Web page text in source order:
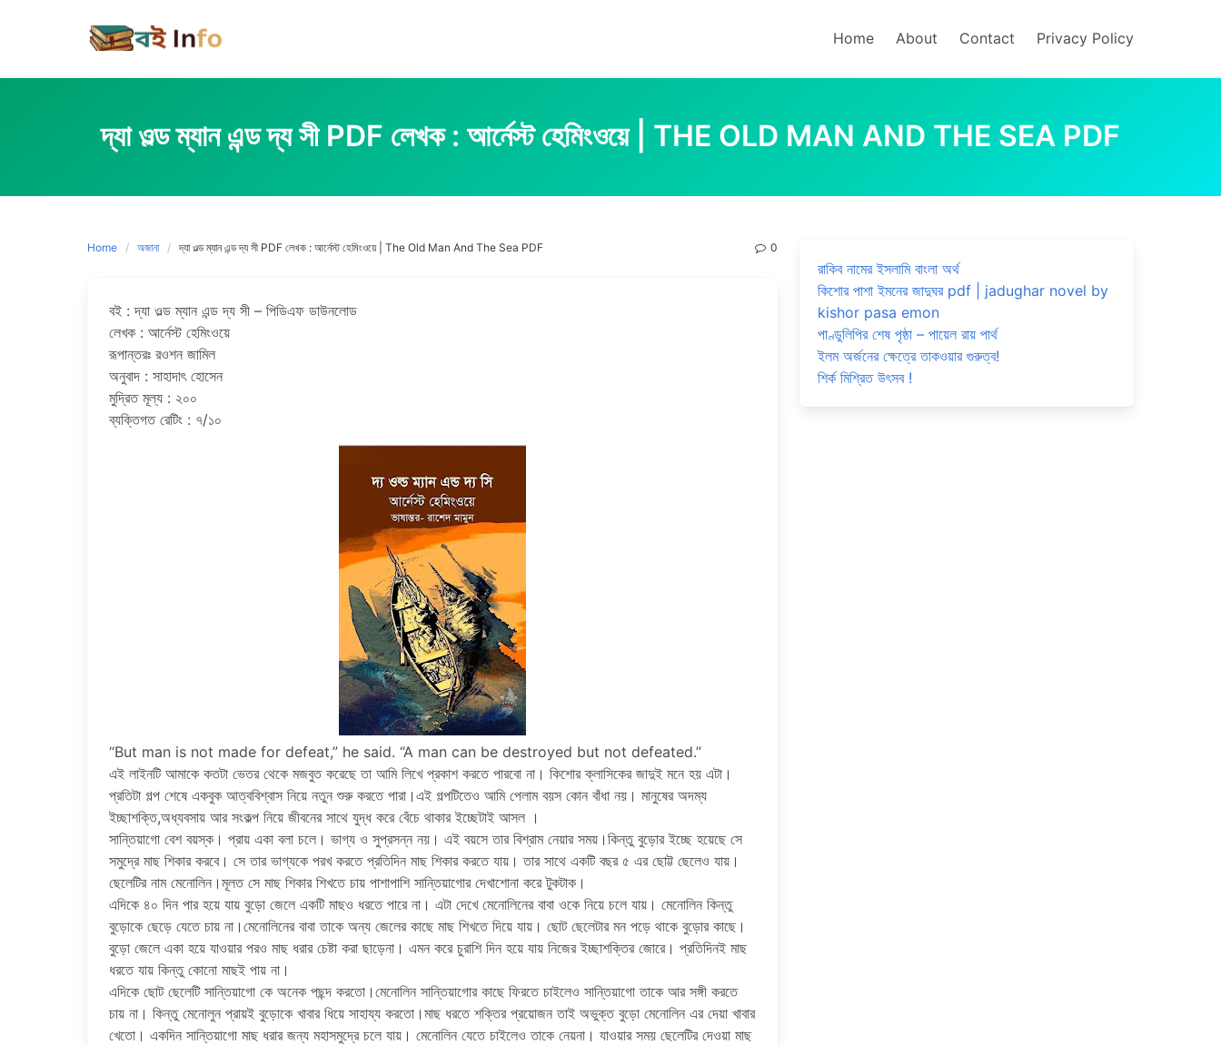
Home About Contact Privacy Policy
দ্যা ওল্ড ম্যান এন্ড দ্য সী PDF লেখক : আর্নেস্ট হেমিংওয়ে | THE OLD MAN AND THE SEA PDF
Home অজানা দ্যা ওল্ড ম্যান এন্ড দ্য সী PDF লেখক : আর্নেস্ট হেমিংওয়ে | The Old Man And The Sea PDF 0
বই : দ্যা ওল্ড ম্যান এন্ড দ্য সী – পিডিএফ ডাউনলোড
লেখক : আর্নেস্ট হেমিংওয়ে
রূপান্তরঃ রওশন জামিল
অনুবাদ : সাহাদাৎ হোসেন
মুদ্রিত মূল্য : ২০০
ব্যক্তিগত রেটিং : ৭/১০
“But man is not made for defeat,” he said. “A man can be destroyed but not defeated.”
এই লাইনটি আমাকে কতটা ভেতর থেকে মজবুত করেছে তা আমি লিখে প্রকাশ করতে পারবো না। কিশোর ক্লাসিকের জাদুই মনে হয় এটা।
প্রতিটা গল্প শেষে একবুক আত্ববিশ্বাস নিয়ে নতুন শুরু করতে পারা।এই গল্পটিতেও আমি পেলাম বয়স কোন বাঁধা নয়। মানুষের অদম্য
ইচ্ছাশক্তি,অধ্যবসায় আর সংকল্প নিয়ে জীবনের সাথে যুদ্ধ করে বেঁচে থাকার ইচ্ছেটাই আসল ।
সান্তিয়াগো বেশ বয়স্ক। প্রায় একা বলা চলে। ভাগ্য ও সুপ্রসন্ন নয়। এই বয়সে তার বিশ্রাম নেয়ার সময়।কিন্তু বুড়োর ইচ্ছে হয়েছে সে
সমুদ্রে মাছ শিকার করবে। সে তার ভাগ্যকে পরখ করতে প্রতিদিন মাছ শিকার করতে যায়। তার সাথে একটি বছর ৫ এর ছোট্ট ছেলেও যায়।
ছেলেটির নাম মেনোলিন।মূলত সে মাছ শিকার শিখতে চায় পাশাপাশি সান্তিয়াগোর দেখাশোনা করে টুকটাক।
এদিকে ৪০ দিন পার হয়ে যায় বুড়ো জেলে একটি মাছও ধরতে পারে না। এটা দেখে মেনোলিনের বাবা ওকে নিয়ে চলে যায়। মেনোলিন কিন্তু
বুড়োকে ছেড়ে যেতে চায় না।মেনোলিনের বাবা তাকে অন্য জেলের কাছে মাছ শিখতে দিয়ে যায়। ছোট ছেলেটার মন পড়ে থাকে বুড়োর কাছে।
বুড়ো জেলে একা হয়ে যাওয়ার পরও মাছ ধরার চেষ্টা করা ছাড়েনা। এমন করে চুরাশি দিন হয়ে যায় নিজের ইচ্ছাশক্তির জোরে। প্রতিদিনই মাছ
ধরতে যায় কিন্তু কোনো মাছই পায় না।
এদিকে ছোট ছেলেটি সান্তিয়াগো কে অনেক পছন্দ করতো।মেনোলিন সান্তিয়াগোর কাছে ফিরতে চাইলেও সান্তিয়াগো তাকে আর সঙ্গী করতে
চায় না। কিন্তু মেনোলুন প্রায়ই বুড়োকে খাবার ধিয়ে সাহায্য করতো।মাছ ধরতে শক্তির প্রয়োজন তাই অভুক্ত বুড়ো মেনোলিন এর দেয়া খাবার
খেতো। একদিন সান্তিয়াগো মাছ ধরার জন্য মহাসমুদ্রে চলে যায়। মেনোলিন যেতে চাইলেও তাকে নেয়না। যাওয়ার সময় ছেলেটির দেওয়া মাছ
রাকিব নামের ইসলামি বাংলা অর্থ
কিশোর পাশা ইমনের জাদুঘর pdf | jadughar novel by
kishor pasa emon
পাণ্ডুলিপির শেষ পৃষ্ঠা – পায়েল রায় পার্থ
ইলম অর্জনের ক্ষেত্রে তাকওয়ার গুরুত্ব!
শির্ক মিশ্রিত উৎসব !